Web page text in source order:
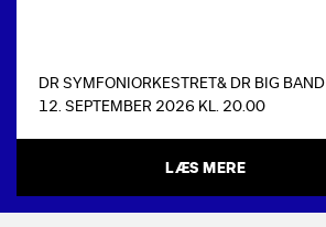
DR SYMFONIORKESTRET& DR BIG BAND
12. SEPTEMBER 2026 KL. 20.00
LÆS MERE